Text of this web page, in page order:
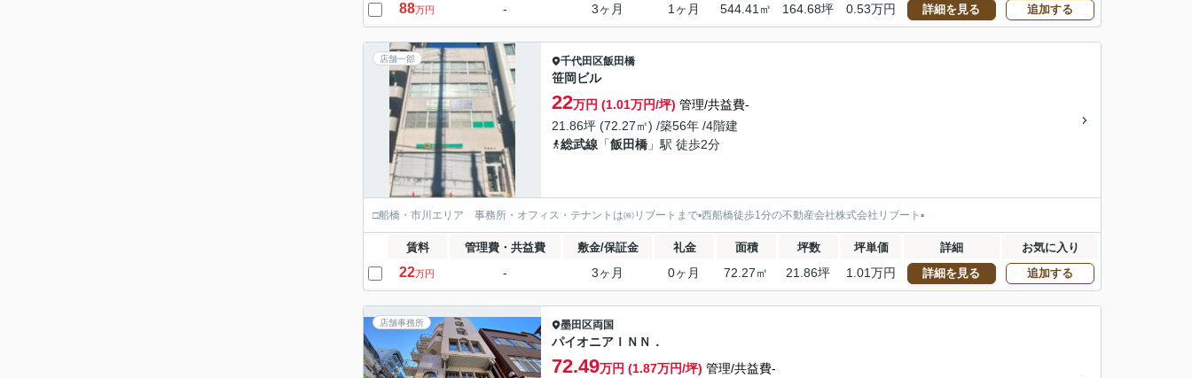
88万円 - 3ヶ月 1ヶ月 544.41㎡ 164.68坪 0.53万円 詳細を見る 追加する
店舗一部 千代田区飯田橋
笹岡ビル
22万円 (1.01万円/坪) 管理/共益費-
21.86坪 (72.27㎡) /築56年 /4階建
総武線 「飯田橋 」駅 徒歩2分
□船橋・市川エリア 事務所・オフィス・テナントは㈱リブートまで▪️西船橋徒歩1分の不動産会社株式会社リブート▪️
賃料 管理費・共益費 敷金/保証金 礼金 面積 坪数 坪単価 詳細 お気に入り
22万円 - 3ヶ月 0ヶ月 72.27㎡ 21.86坪 1.01万円 詳細を見る 追加する
店舗事務所 墨田区両国
パイオニアＩＮＮ．
72.49万円 (1.87万円/坪) 管理/共益費-